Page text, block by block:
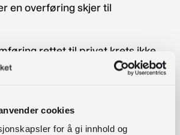
cookies
for å gi innhold og
en overføring skjer til
rettet til privat krets ikke
gjelder nære omgangsbånd
jevnlig.